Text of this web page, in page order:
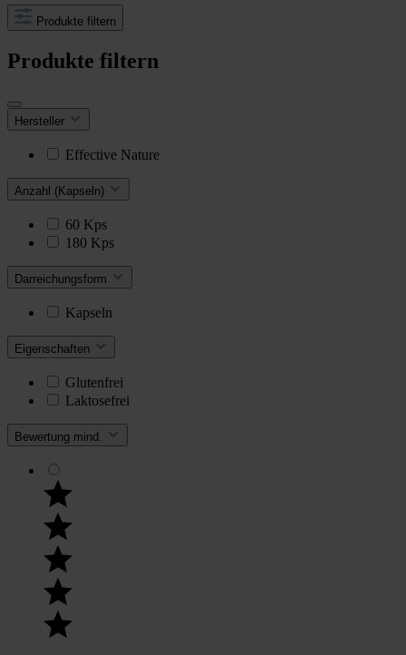
Produkte filtern
Produkte filtern
Hersteller
Effective Nature
Anzahl (Kapseln)
60 Kps
180 Kps
Darreichungsform
Kapseln
Eigenschaften
Glutenfrei
Laktosefrei
Bewertung mind.